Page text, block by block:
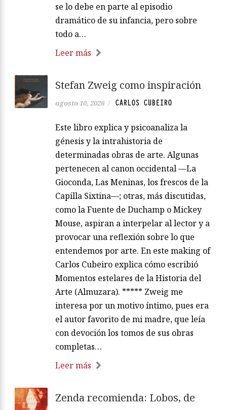
se lo debe en parte al episodio
dramático de su infancia, pero sobre
todo a…
Leer más
Stefan Zweig como inspiración
agosto 10, 2026 / CARLOS CUBEIRO
Este libro explica y psicoanaliza la
génesis y la intrahistoria de
determinadas obras de arte. Algunas
pertenecen al canon occidental —La
Gioconda, Las Meninas, los frescos de la
Capilla Sixtina—; otras, más discutidas,
como la Fuente de Duchamp o Mickey
Mouse, aspiran a interpelar al lector y a
provocar una reflexión sobre lo que
entendemos por arte. En este making of
Carlos Cubeiro explica cómo escribió
Momentos estelares de la Historia del
Arte (Almuzara). ***** Zweig me
interesa por un motivo íntimo, pues era
el autor favorito de mi madre, que leía
con devoción los tomos de sus obras
completas…
Leer más
Zenda recomienda: Lobos, de